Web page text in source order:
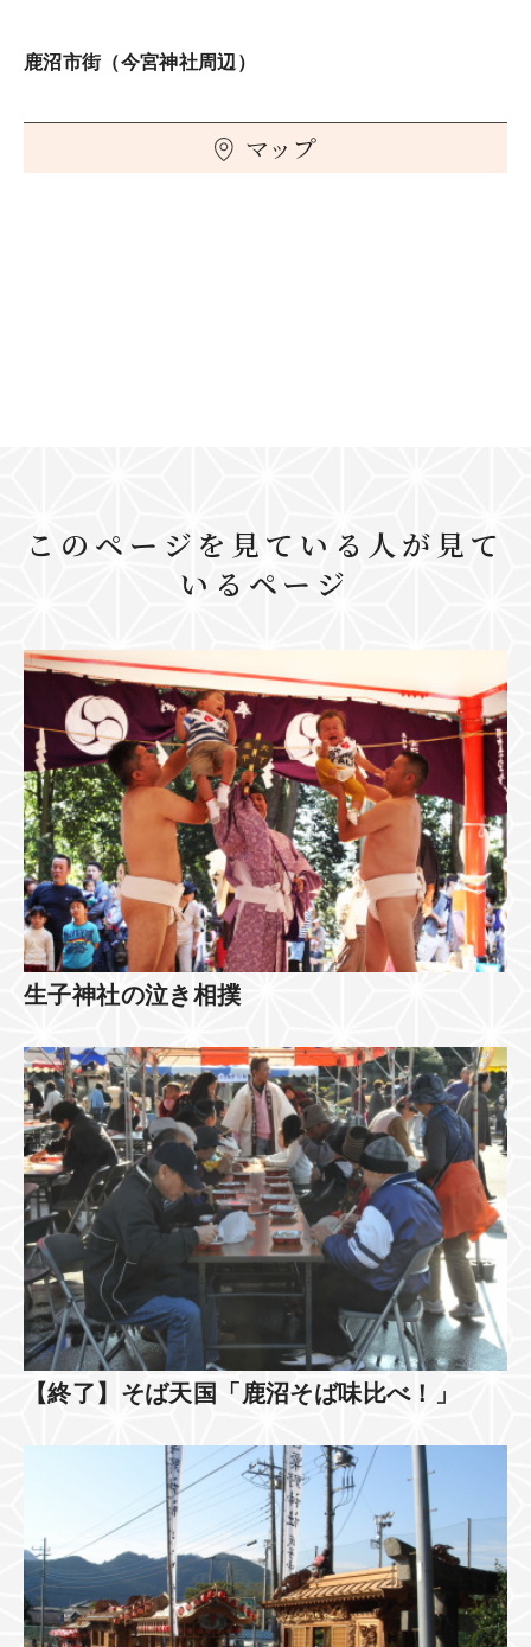
鹿沼市街（今宮神社周辺）
マップ
このページを見ている人が見て
いるページ
生子神社の泣き相撲
【終了】そば天国「鹿沼そば味比べ！」